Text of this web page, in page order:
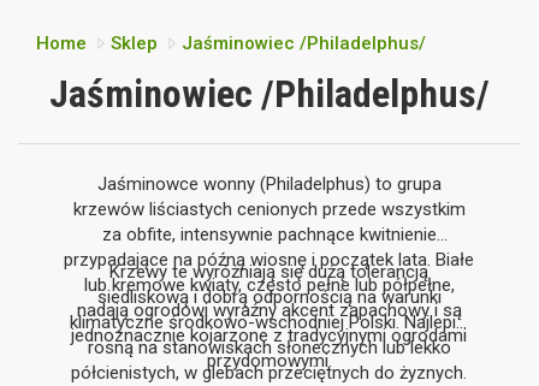
Home Sklep Jaśminowiec /Philadelphus/
Jaśminowiec /Philadelphus/
Jaśminowce wonny (Philadelphus) to grupa
krzewów liściastych cenionych przede wszystkim
za obfite, intensywnie pachnące kwitnienie
przypadające na późną wiosnę i początek lata. Białe
lub kremowe kwiaty, często pełne lub półpełne,
nadają ogrodowi wyraźny akcent zapachowy i są
jednoznacznie kojarzone z tradycyjnymi ogrodami
przydomowymi.
Krzewy te wyróżniają się dużą tolerancją
siedliskową i dobrą odpornością na warunki
klimatyczne środkowo-wschodniej Polski. Najlepiej
rosną na stanowiskach słonecznych lub lekko
półcienistych, w glebach przeciętnych do żyznych.